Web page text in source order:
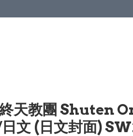
天教團 Shuten
文 (日文封面)